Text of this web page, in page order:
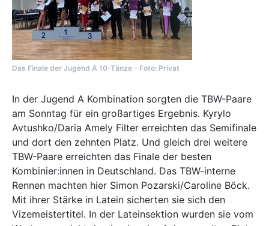
Das Finale der Jugend A 10-Tänze - Foto: Privat
In der Jugend A Kombination sorgten die TBW-Paare
am Sonntag für ein großartiges Ergebnis. Kyrylo
Avtushko/Daria Amely Filter erreichten das Semifinale
und dort den zehnten Platz. Und gleich drei weitere
TBW-Paare erreichten das Finale der besten
Kombinier:innen in Deutschland. Das TBW-interne
Rennen machten hier Simon Pozarski/Caroline Böck.
Mit ihrer Stärke in Latein sicherten sie sich den
Vizemeistertitel. In der Lateinsektion wurden sie vom